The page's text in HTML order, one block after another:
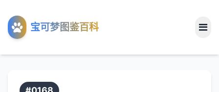
宝可梦图鉴百科
工具
关于